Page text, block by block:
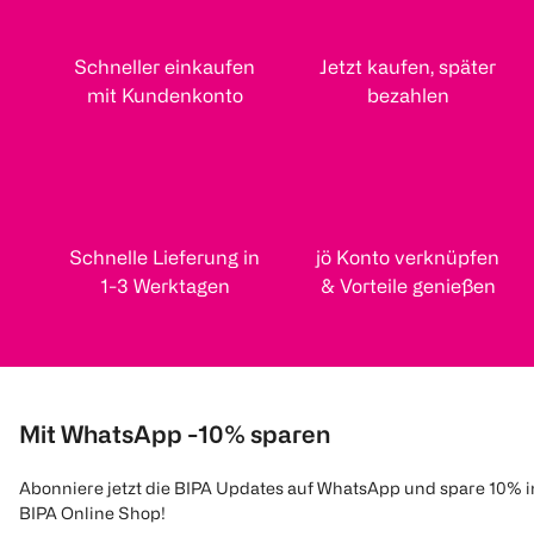
Schneller einkaufen
mit Kundenkonto
Jetzt kaufen, später
bezahlen
Schnelle Lieferung in
1-3 Werktagen
jö Konto verknüpfen
& Vorteile genießen
Mit WhatsApp -10% sparen
Abonniere jetzt die BIPA Updates auf WhatsApp und spare 10%
BIPA Online Shop!